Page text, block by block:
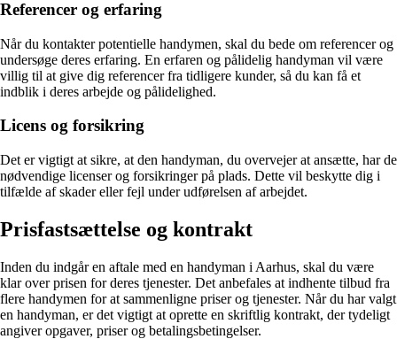
Referencer og erfaring
Når du kontakter potentielle handymen, skal du bede om referencer og
undersøge deres erfaring. En erfaren og pålidelig handyman vil være
villig til at give dig referencer fra tidligere kunder, så du kan få et
indblik i deres arbejde og pålidelighed.
Licens og forsikring
Det er vigtigt at sikre, at den handyman, du overvejer at ansætte, har de
nødvendige licenser og forsikringer på plads. Dette vil beskytte dig i
tilfælde af skader eller fejl under udførelsen af arbejdet.
Prisfastsættelse og kontrakt
Inden du indgår en aftale med en handyman i Aarhus, skal du være
klar over prisen for deres tjenester. Det anbefales at indhente tilbud fra
flere handymen for at sammenligne priser og tjenester. Når du har valgt
en handyman, er det vigtigt at oprette en skriftlig kontrakt, der tydeligt
angiver opgaver, priser og betalingsbetingelser.